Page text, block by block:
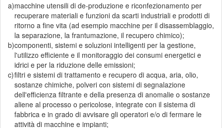
a)macchine utensili di de-produzione e riconfezionamento per
recuperare materiali e funzioni da scarti industriali e prodotti di
ritorno a fine vita (ad esempio macchine per il disassemblaggio,
la separazione, la frantumazione, il recupero chimico);
b)componenti, sistemi e soluzioni intelligenti per la gestione,
l'utilizzo efficiente e il monitoraggio dei consumi energetici e
idrici e per la riduzione delle emissioni;
c)filtri e sistemi di trattamento e recupero di acqua, aria, olio,
sostanze chimiche, polveri con sistemi di segnalazione
dell'efficienza filtrante e della presenza di anomalie o sostanze
aliene al processo o pericolose, integrate con il sistema di
fabbrica e in grado di avvisare gli operatori e/o di fermare le
attività di macchine e impianti;